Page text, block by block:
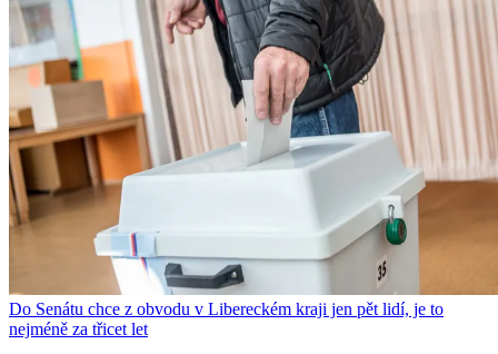
Do Senátu chce z obvodu v Libereckém kraji jen pět lidí, je to
nejméně za třicet let